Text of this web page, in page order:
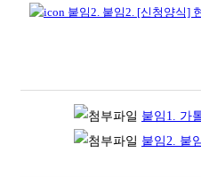
붙임2. 붙임2. [신청양식]
붙임1. 가톨
붙임2. 붙임2. [